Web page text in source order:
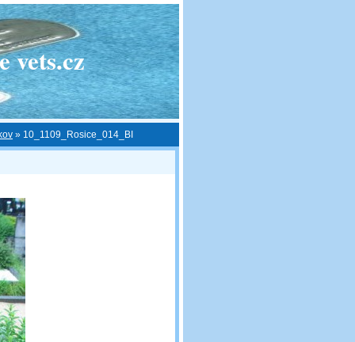
vets.cz
» 10_1109_Rosice_014_BI